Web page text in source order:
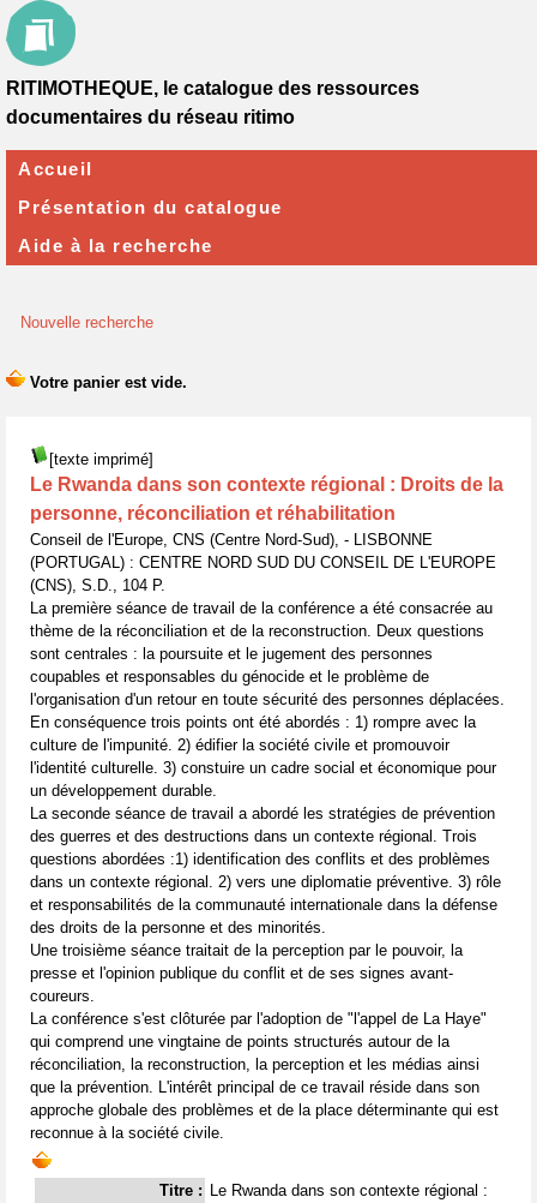
Nouvelle recherche
[texte imprimé]
Le Rwanda dans son contexte régional : Droits de la
personne, réconciliation et réhabilitation
Conseil de l'Europe, CNS (Centre Nord-Sud), - LISBONNE
(PORTUGAL) : CENTRE NORD SUD DU CONSEIL DE L'EUROPE
(CNS), S.D., 104 P.
La première séance de travail de la conférence a été consacrée au
thème de la réconciliation et de la reconstruction. Deux questions
sont centrales : la poursuite et le jugement des personnes
coupables et responsables du génocide et le problème de
l'organisation d'un retour en toute sécurité des personnes déplacées.
En conséquence trois points ont été abordés : 1) rompre avec la
culture de l'impunité. 2) édifier la société civile et promouvoir
l'identité culturelle. 3) constuire un cadre social et économique pour
un développement durable.
La seconde séance de travail a abordé les stratégies de prévention
des guerres et des destructions dans un contexte régional. Trois
questions abordées :1) identification des conflits et des problèmes
dans un contexte régional. 2) vers une diplomatie préventive. 3) rôle
et responsabilités de la communauté internationale dans la défense
des droits de la personne et des minorités.
Une troisième séance traitait de la perception par le pouvoir, la
presse et l'opinion publique du conflit et de ses signes avant-
coureurs.
La conférence s'est clôturée par l'adoption de "l'appel de La Haye"
qui comprend une vingtaine de points structurés autour de la
réconciliation, la reconstruction, la perception et les médias ainsi
que la prévention. L'intérêt principal de ce travail réside dans son
approche globale des problèmes et de la place déterminante qui est
reconnue à la société civile.
Titre : Le Rwanda dans son contexte régional :
RITIMOTHEQUE, le catalogue des ressources
documentaires du réseau ritimo
Accueil
Présentation du catalogue
Aide à la recherche